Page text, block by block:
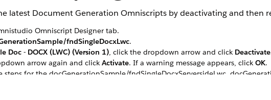
latest Document Generation Omniscripts by deactivating and then
Omniscript Designer tab.
fndSingleDocxLwc.
Doc - DOCX (LWC) (Version 1), click the dropdown arrow and click Deactivate
arrow again and click Activate. If a warning message appears, click OK.
steps for the docGenerationSample/fndSingleDocxServersideLwc,